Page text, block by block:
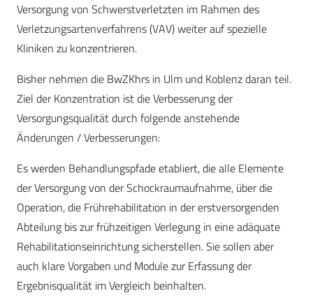
Versorgung von Schwerstverletzten im Rahmen des
Verletzungsartenverfahrens (VAV) weiter auf spezielle
Kliniken zu konzentrieren.
Bisher nehmen die BwZKhrs in Ulm und Koblenz daran teil.
Ziel der Konzentration ist die Verbesserung der
Versorgungsqualität durch folgende anstehende
Änderungen / Verbesserungen:
Es werden Behandlungspfade etabliert, die alle Elemente
der Versorgung von der Schockraumaufnahme, über die
Operation, die Frührehabilitation in der erstversorgenden
Abteilung bis zur frühzeitigen Verlegung in eine adäquate
Rehabilitationseinrichtung sicherstellen. Sie sollen aber
auch klare Vorgaben und Module zur Erfassung der
Ergebnisqualität im Vergleich beinhalten.